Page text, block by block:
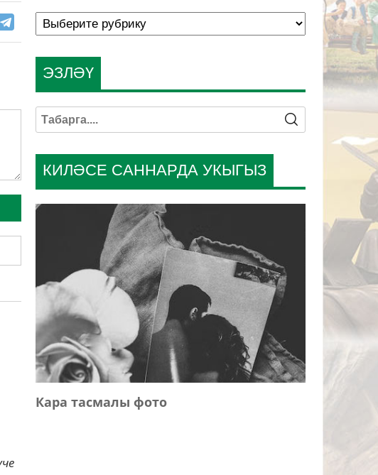
КИЛӘСЕ САННАРДА УКЫГЫЗ
Кара тасмалы фото
ЭЗЛӘҮ